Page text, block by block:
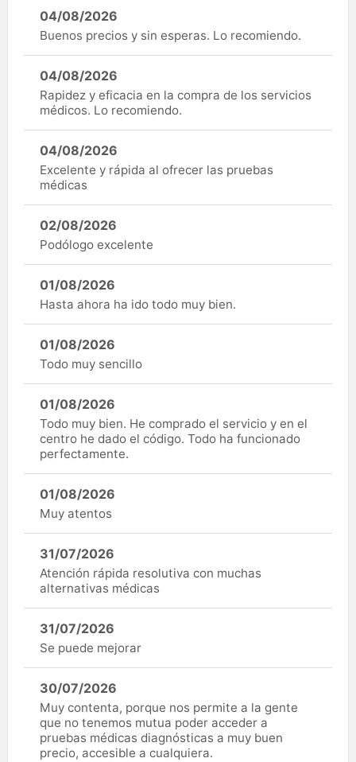
04/08/2026
Buenos precios y sin esperas. Lo recomiendo.
04/08/2026
Rapidez y eficacia en la compra de los servicios
médicos. Lo recomiendo.
04/08/2026
Excelente y rápida al ofrecer las pruebas
médicas
02/08/2026
Podólogo excelente
01/08/2026
Hasta ahora ha ido todo muy bien.
01/08/2026
Todo muy sencillo
01/08/2026
Todo muy bien. He comprado el servicio y en el
centro he dado el código. Todo ha funcionado
perfectamente.
01/08/2026
Muy atentos
31/07/2026
Atención rápida resolutiva con muchas
alternativas médicas
31/07/2026
Se puede mejorar
30/07/2026
Muy contenta, porque nos permite a la gente
que no tenemos mutua poder acceder a
pruebas médicas diagnósticas a muy buen
precio, accesible a cualquiera.